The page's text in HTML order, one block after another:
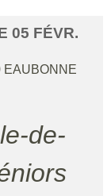
05 FÉVR.
EAUBONNE